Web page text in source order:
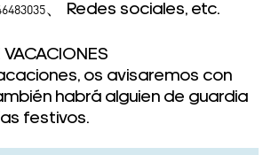
、 Redes sociales, etc.
os avisaremos con
habrá alguien de guardia
festivos.